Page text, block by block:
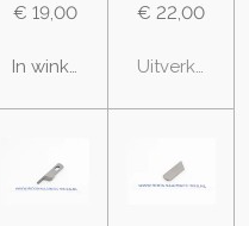
€ 19,00
In winkelwagen
€ 22,00
Uitverkocht